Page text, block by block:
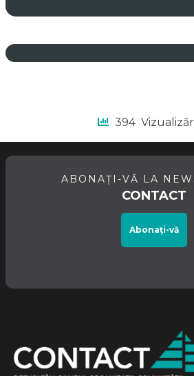
394
ABONAȚI-VĂ LA
CONTACT
Abonați-vă